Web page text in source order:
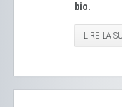
bio.
LIRE LA